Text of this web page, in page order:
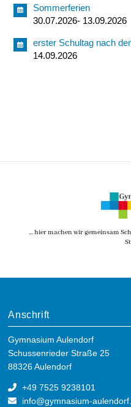
Sommerferien
30.07.2026- 13.09.2026
erster Schultag nach
14.09.2026
… hier machen wir gemeinsam
Anschrift
Gymnasium Aulendorf
Schussenrieder Straße 25
88326 Aulendorf
+49 7525 9238101
info@gymnasium-